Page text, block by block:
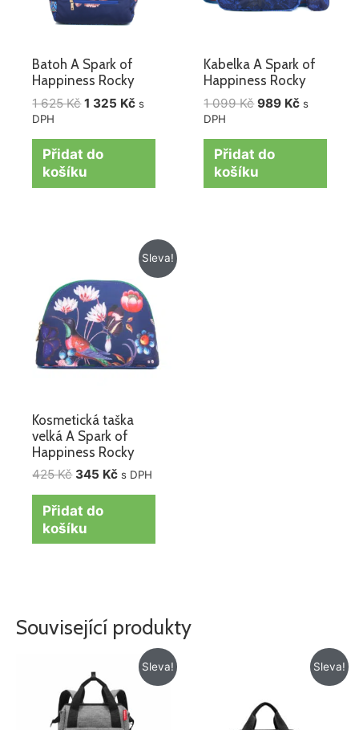
Batoh A Spark of
Happiness Rocky
1 625Kč 1 325 Kč s
DPH
Přidat do
košíku
Kabelka A Spark of
Happiness Rocky
1 099Kč 989 Kč s
DPH
Přidat do
košíku
Sleva!
Kosmetická taška
velká A Spark of
Happiness Rocky
425Kč
byla:
425 Kč.
345 Kč
Aktuální
cena
je:
345 Kč.
s DPH
Přidat do
košíku
Související produkty
Sleva!
cena
byla:
1
295 Kč.
Aktuální
cena
149 Kč.
Sleva!
779 Kč.
Aktuální
cena